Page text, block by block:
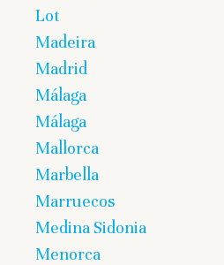
Lot
Madeira
Madrid
Málaga
Málaga
Mallorca
Marbella
Marruecos
Medina Sidonia
Menorca